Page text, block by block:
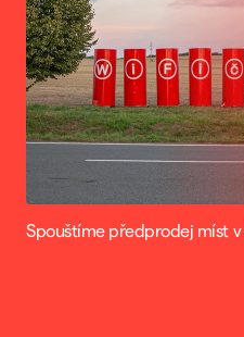
Spouštíme předprodej míst